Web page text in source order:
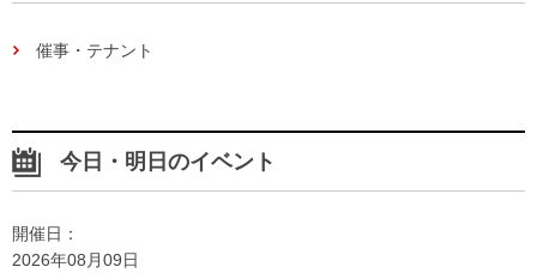
催事・テナント
今日・明日のイベント
開催日：
2026年08月09日